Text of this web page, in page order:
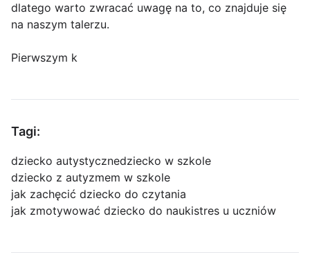
dlatego warto zwracać uwagę na to, co znajduje się
na naszym talerzu.
Pierwszym k
Tagi:
dziecko autystycznedziecko w szkole
dziecko z autyzmem w szkole
jak zachęcić dziecko do czytania
jak zmotywować dziecko do naukistres u uczniów